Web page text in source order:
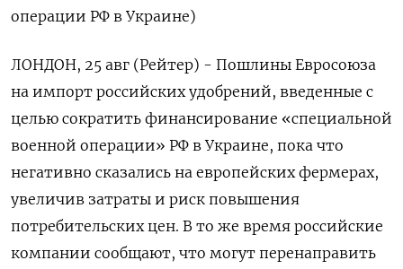
операции РФ в Украине)
ЛОНДОН, 25 авг (Рейтер) - Пошлины Евросоюза
на импорт российских удобрений, введенные с
целью сократить финансирование «специальной
военной операции» РФ в Украине, пока что
негативно сказались на европейских фермерах,
увеличив затраты и риск повышения
потребительских цен. В то же время российские
компании сообщают, что могут перенаправить